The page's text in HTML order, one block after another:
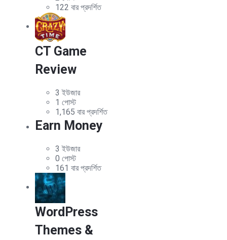
122 বার প্রদর্শিত
CT Game
Review
3 ইউজার
1 পোস্ট
1,165 বার প্রদর্শিত
Earn Money
3 ইউজার
0 পোস্ট
161 বার প্রদর্শিত
WordPress
Themes &